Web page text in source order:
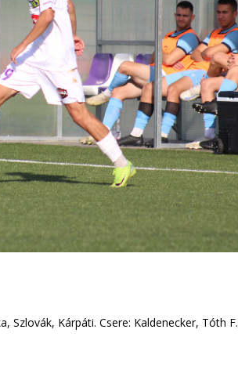
Szlovák, Kárpáti. Csere: Kaldenecker, Tóth